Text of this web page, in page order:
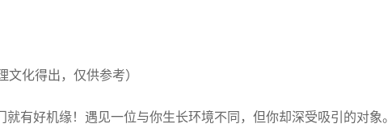
文化得出，仅供参考）
就有好机缘！遇见一位与你生长环境不同，但你却深受吸引的对象